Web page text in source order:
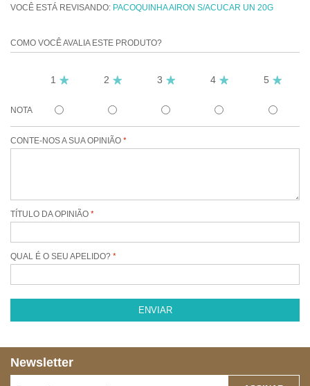
VOCÊ ESTÁ REVISANDO: PACOQUINHA AIRON S/ACUCAR UN 20G
COMO VOCÊ AVALIA ESTE PRODUTO?
1 2 3 4 5
NOTA
CONTE-NOS A SUA OPINIÃO
TÍTULO DA OPINIÃO
QUAL É O SEU APELIDO?
ENVIAR
Newsletter